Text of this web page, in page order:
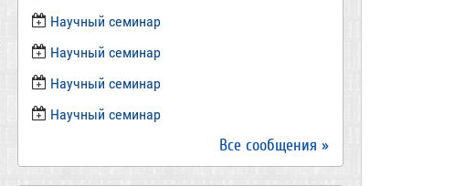
​Научный семинар
​Научный семинар
Научный семинар
​Научный семинар
Все сообщения »